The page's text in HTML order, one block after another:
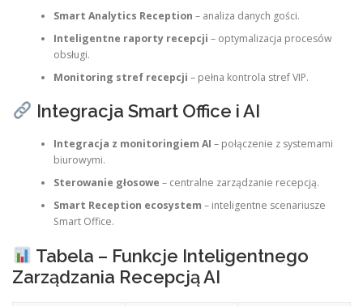
Smart Analytics Reception – analiza danych gości.
Inteligentne raporty recepcji – optymalizacja procesów
obsługi.
Monitoring stref recepcji – pełna kontrola stref VIP.
Integracja Smart Office i AI
Integracja z monitoringiem AI – połączenie z systemami
biurowymi.
Sterowanie głosowe – centralne zarządzanie recepcją.
Smart Reception ecosystem – inteligentne scenariusze
Smart Office.
Tabela – Funkcje Inteligentnego
Zarządzania Recepcją AI